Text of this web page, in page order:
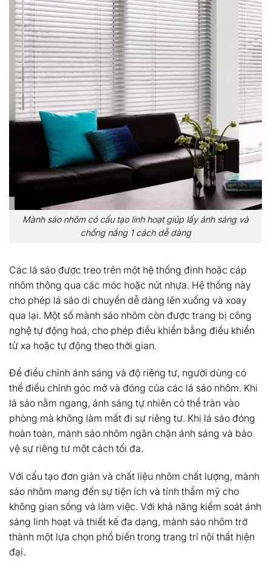
Mành sáo nhôm có cấu tạo linh hoạt giúp lấy ánh sáng và
chống nắng 1 cách dễ dàng
Các lá sáo được treo trên một hệ thống đinh hoặc cáp
nhôm thông qua các móc hoặc nút nhựa. Hệ thống này
cho phép lá sáo di chuyển dễ dàng lên xuống và xoay
qua lại. Một số mành sáo nhôm còn được trang bị công
nghệ tự động hoá, cho phép điều khiển bằng điều khiển
từ xa hoặc tự động theo thời gian.
Để điều chỉnh ánh sáng và độ riêng tư, người dùng có
thể điều chỉnh góc mở và đóng của các lá sáo nhôm. Khi
lá sáo nằm ngang, ánh sáng tự nhiên có thể tràn vào
phòng mà không làm mất đi sự riêng tư. Khi lá sáo đóng
hoàn toàn, mành sáo nhôm ngăn chặn ánh sáng và bảo
vệ sự riêng tư một cách tối đa.
Với cấu tạo đơn giản và chất liệu nhôm chất lượng, mành
sáo nhôm mang đến sự tiện ích và tính thẩm mỹ cho
không gian sống và làm việc. Với khả năng kiểm soát ánh
sáng linh hoạt và thiết kế đa dạng, mành sáo nhôm trở
thành một lựa chọn phổ biến trong trang trí nội thất hiện
đại.